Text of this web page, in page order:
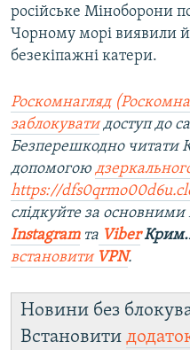
російське Міноборони
Чорному морі виявили й
безекіпажні катери.
Роскомнагляд
заблокуватидоступ до
Безперешкодно читати
допомогою
https://
слідкуйте за основними
Instagramта Viber
встановити VPN.
Новини без
Встановити